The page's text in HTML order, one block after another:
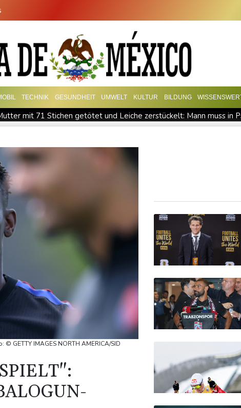
TECHNIK GESUNDHEIT UMWELT KULTUR BILDUNG
mit 71 Stichen getötet und Leiche zerstückelt: Mann muss in
Jahre: Salah-Wechsel zu Trabzonspor perfekt
Lkw
Kritik von Naturschützern: Kreuzfahrtbranche weiter auf
Flugzeug in Leipzig neben Drohne war mit Munition beladen
GETTY IMAGES NORTH AMERICA/SID